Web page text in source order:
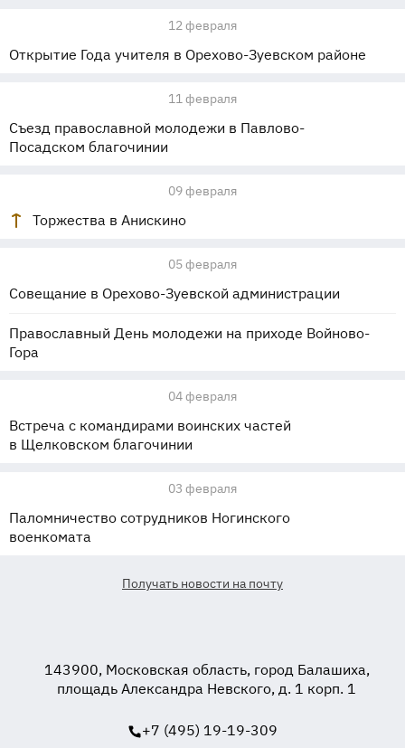
12 февраля
Открытие Года учителя в Орехово-Зуевском районе
11 февраля
Съезд православной молодежи в Павлово-
Посадском благочинии
09 февраля
Торжества в Анискино
05 февраля
Совещание в Орехово-Зуевской администрации
Православный День молодежи на приходе Войново-
Гора
04 февраля
Встреча с командирами воинских частей
в Щелковском благочинии
03 февраля
Паломничество сотрудников Ногинского
военкомата
Получать новости на почту
143900, Московская область, город Балашиха,
площадь Александра Невского, д. 1 корп. 1
+7 (495) 19-19-309